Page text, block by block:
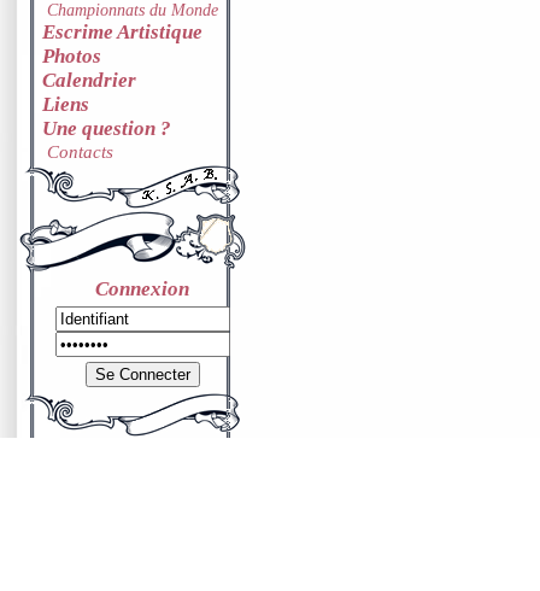
Championnats du Monde
Escrime Artistique
Photos
Calendrier
Liens
Une question ?
Contacts
Connexion